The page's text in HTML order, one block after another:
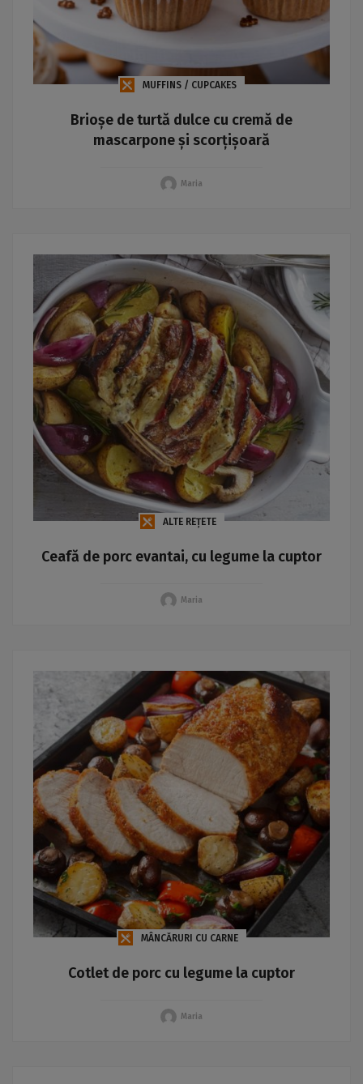
MUFFINS / CUPCAKES
Brioșe de turtă dulce cu cremă de
mascarpone și scorțișoară
Maria
ALTE REȚETE
Ceafă de porc evantai, cu legume la cuptor
Maria
MÂNCĂRURI CU CARNE
Cotlet de porc cu legume la cuptor
Maria